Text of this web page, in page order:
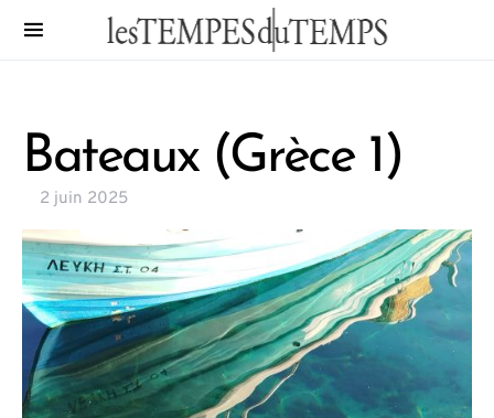
Bateaux (Grèce 1)
2 juin 2025